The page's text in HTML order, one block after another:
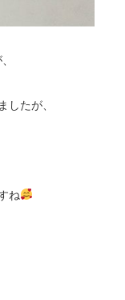
したが、
ね